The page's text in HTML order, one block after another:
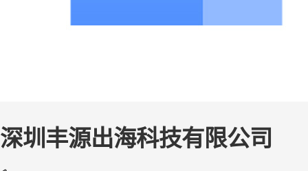
深圳丰源出海科技有限公司